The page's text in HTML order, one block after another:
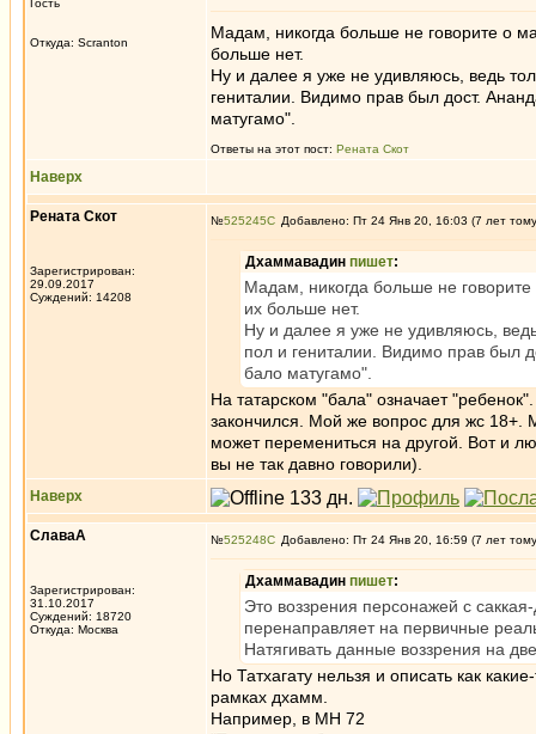
Гость
Откуда: Scranton
Мадам, никогда больше не говорите о
больше нет.
Ну и далее я уже не удивляюсь, ведь
гениталии. Видимо прав был дост.
матугамо".
Ответы на этот пост: Рената Скот
Наверх
Рената Скот
Зарегистрирован:
29.09.2017
Суждений: 14208
№525245 Добавлено: Пт 24 Янв 20, 16:03 (7 лет
Дхаммавадин пишет:
Мадам, никогда больше не говорите
их больше нет.
Ну и далее я уже не удивляюсь,
пол и гениталии. Видимо прав был
бало матугамо".
На татарском "бала" означает
закончился. Мой же вопрос для жс 18+.
может перемениться на другой. Вот и
вы не так давно говорили).
Наверх
СлаваА
Зарегистрирован:
31.10.2017
Суждений: 18720
Откуда: Москва
№525248 Добавлено: Пт 24 Янв 20, 16:59 (7 лет
Дхаммавадин пишет:
Это воззрения персонажей с
перенаправляет на первичные
Натягивать данные воззрения на
Но Татхагату нельзя и описать как
рамках дхамм.
Например, в МН 72